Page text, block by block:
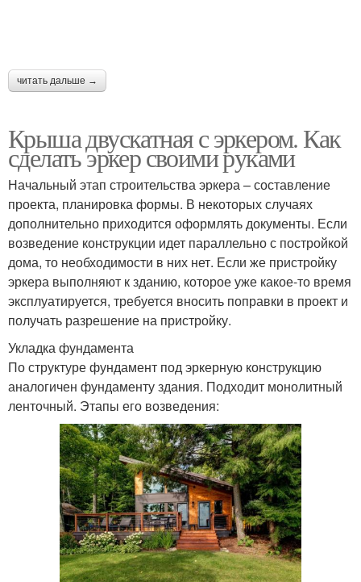
читать дальше →
Крыша двускатная с эркером. Как
сделать эркер своими руками
Начальный этап строительства эркера – составление
проекта, планировка формы. В некоторых случаях
дополнительно приходится оформлять документы. Если
возведение конструкции идет параллельно с постройкой
дома, то необходимости в них нет. Если же пристройку
эркера выполняют к зданию, которое уже какое-то время
эксплуатируется, требуется вносить поправки в проект и
получать разрешение на пристройку.
Укладка фундамента
По структуре фундамент под эркерную конструкцию
аналогичен фундаменту здания. Подходит монолитный
ленточный. Этапы его возведения: